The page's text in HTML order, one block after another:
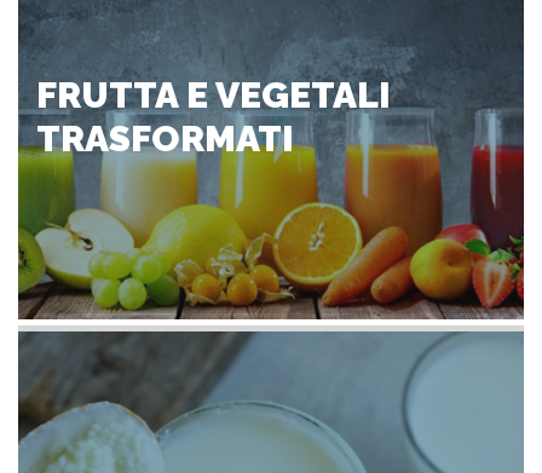
FRUTTA E VEGETALI
TRASFORMATI